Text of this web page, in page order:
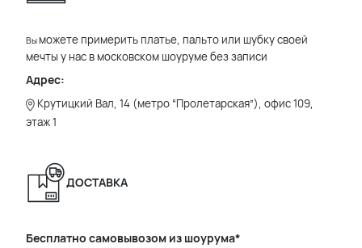
Вы можете примерить платье, пальто или шубку своей
мечты у нас в московском шоуруме без записи
Адрес:
Крутицкий Вал, 14 (метро “Пролетарская”), офис 109,
этаж 1
ДОСТАВКА
Бесплатно самовывозом из шоурума*